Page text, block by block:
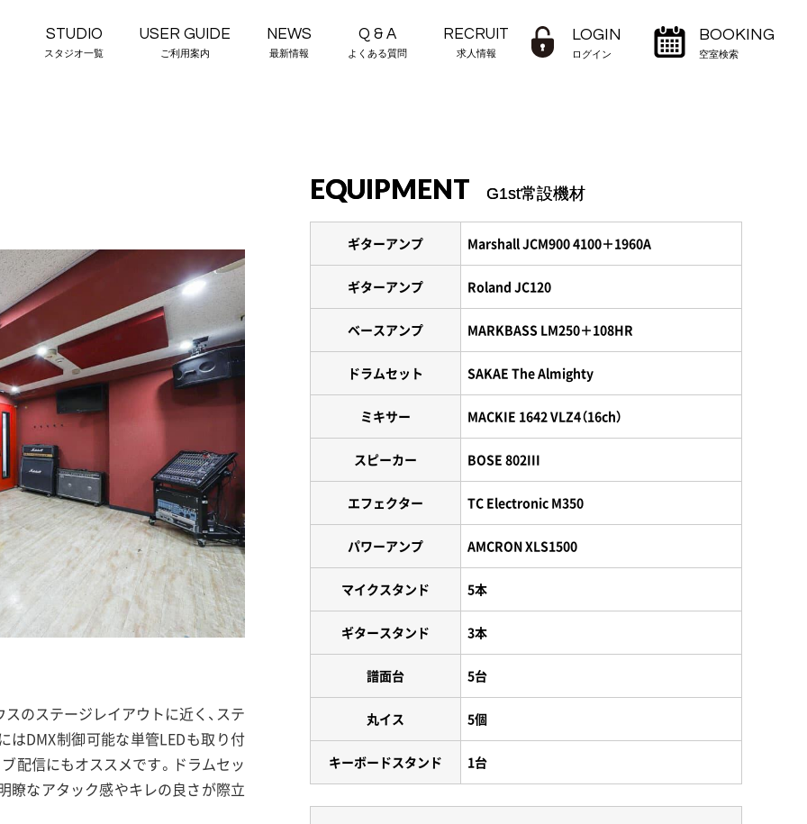
STUDIO
スタジオ一覧
USER GUIDE
ご利用案内
NEWS
最新情報
Q & A
よくある質問
RECRUIT
求人情報
LOGIN
ログイン
BOOKING
空室検索
のステージレイアウトに近く、ステ
はDMX制御可能な単管LEDも取り付
配信にもオススメです。ドラムセッ
瞭なアタック感やキレの良さが際立
EQUIPMENT G1st常設機材
ギターアンプ Marshall JCM900 4100＋1960A
ギターアンプ Roland JC120
ベースアンプ MARKBASS LM250＋108HR
ドラムセット SAKAE The Almighty
ミキサー MACKIE 1642 VLZ4（16ch）
スピーカー BOSE 802III
エフェクター TC Electronic M350
パワーアンプ AMCRON XLS1500
マイクスタンド 5本
ギタースタンド 3本
譜面台 5台
丸イス 5個
キーボードスタンド 1台